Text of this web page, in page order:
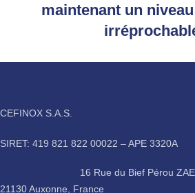
maintenant un
CEFINOX S.A.S.
SIRET: 419 821 822 00022 – APE 3320A
16 Rue du Bief Pérou
21130 Auxonne, France